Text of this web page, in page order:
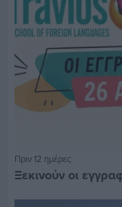
Πριν 12 ημέρες
Ξεκινούν οι